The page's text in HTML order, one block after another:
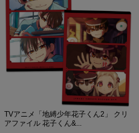
TVアニメ「地縛少年花子くん2」 クリ
アファイル 花子くん&...